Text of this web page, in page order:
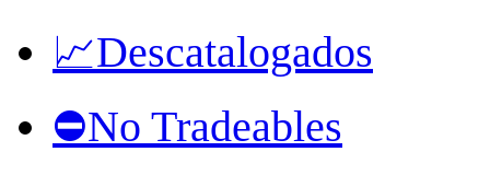
📈Descatalogados
⛔No Tradeables